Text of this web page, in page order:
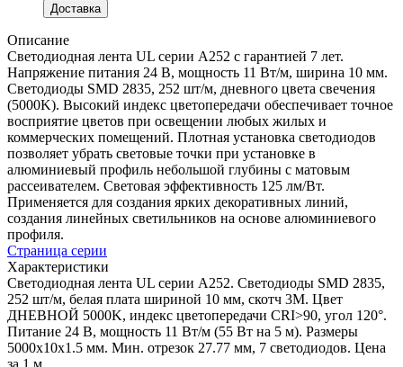
Доставка
Описание
Светодиодная лента UL серии A252 с гарантией 7 лет.
Напряжение питания 24 В, мощность 11 Вт/м, ширина 10 мм.
Светодиоды SMD 2835, 252 шт/м, дневного цвета свечения
(5000K). Высокий индекс цветопередачи обеспечивает точное
восприятие цветов при освещении любых жилых и
коммерческих помещений. Плотная установка светодиодов
позволяет убрать световые точки при установке в
алюминиевый профиль небольшой глубины с матовым
рассеивателем. Световая эффективность 125 лм/Вт.
Применяется для создания ярких декоративных линий,
создания линейных светильников на основе алюминиевого
профиля.
Страница серии
Характеристики
Светодиодная лента UL серии A252. Светодиоды SMD 2835,
252 шт/м, белая плата шириной 10 мм, скотч 3M. Цвет
ДНЕВНОЙ 5000K, индекс цветопередачи CRI>90, угол 120°.
Питание 24 В, мощность 11 Вт/м (55 Вт на 5 м). Размеры
5000x10x1.5 мм. Мин. отрезок 27.77 мм, 7 светодиодов. Цена
за 1 м.